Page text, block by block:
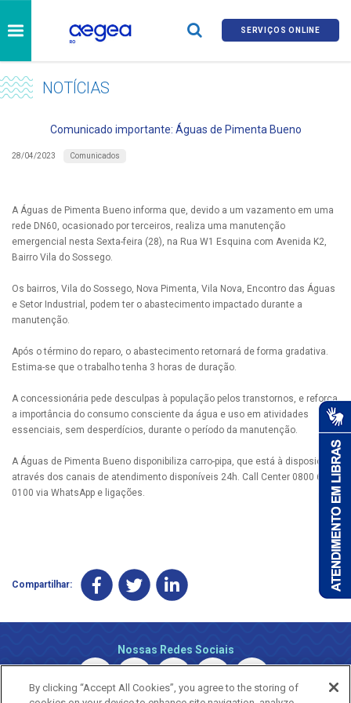
SERVIÇOS ONLINE
NOTÍCIAS
Comunicado importante: Águas de Pimenta Bueno
28/04/2023 Comunicados
A Águas de Pimenta Bueno informa que, devido a um vazamento em uma
rede DN60, ocasionado por terceiros, realiza uma manutenção
emergencial nesta Sexta-feira (28), na Rua W1 Esquina com Avenida K2,
Bairro Vila do Sossego.
Os bairros, Vila do Sossego, Nova Pimenta, Vila Nova, Encontro das Águas
e Setor Industrial, podem ter o abastecimento impactado durante a
manutenção.
Após o término do reparo, o abastecimento retornará de forma gradativa.
Estima-se que o trabalho tenha 3 horas de duração.
A concessionária pede desculpas à população pelos transtornos, e reforça
a importância do consumo consciente da água e uso em atividades
essenciais, sem desperdícios, durante o período da manutenção.
A Águas de Pimenta Bueno disponibiliza carro-pipa, que está à disposição
através dos canais de atendimento disponíveis 24h. Call Center 0800 690
0100 via WhatsApp e ligações.
Compartilhar:
Nossas Redes Sociais
By clicking “Accept All Cookies”, you agree to the storing of